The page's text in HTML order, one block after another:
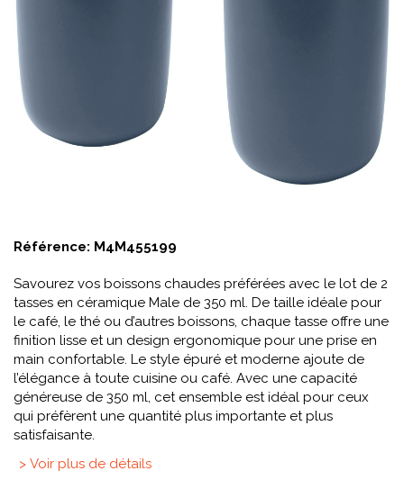
Référence: M4M455199
Savourez vos boissons chaudes préférées avec le lot de 2
tasses en céramique Male de 350 ml. De taille idéale pour
le café, le thé ou d’autres boissons, chaque tasse offre une
finition lisse et un design ergonomique pour une prise en
main confortable. Le style épuré et moderne ajoute de
l’élégance à toute cuisine ou café. Avec une capacité
généreuse de 350 ml, cet ensemble est idéal pour ceux
qui préfèrent une quantité plus importante et plus
satisfaisante.
> Voir plus de détails